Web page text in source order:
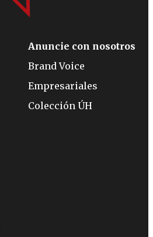
Anuncie con nosotros
Brand Voice
Empresariales
Colección ÚH